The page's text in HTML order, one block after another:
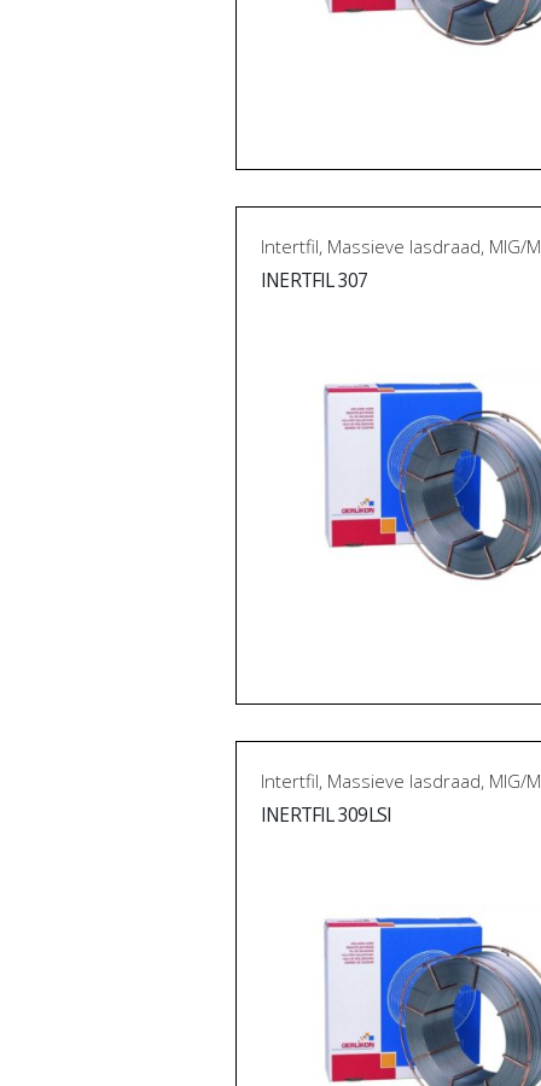
Intertfil, Massieve lasdraad, MIG/
INERTFIL 307
Intertfil, Massieve lasdraad, MIG/
INERTFIL 309LSI